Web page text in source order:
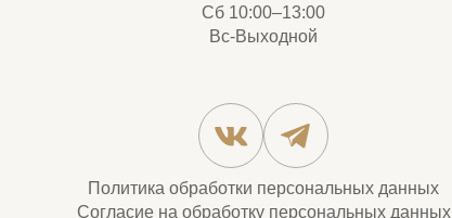
Сб 10:00–13:00
Вс-Выходной
Политика обработки персональных данных
Согласие на обработку персональных данных